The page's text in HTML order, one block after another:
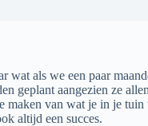
als we een paar
geplant aangezien ze
maken van wat je in je
altijd een succes.